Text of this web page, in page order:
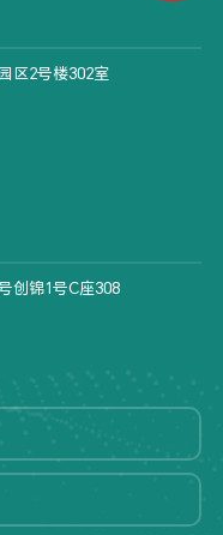
区2号楼302室
创锦1号C座308